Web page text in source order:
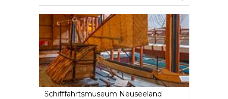
und sollte auf jeden Fall auf Ihrer To-Do-Liste
stehen, wenn Sie hier sind.
Schifffahrtsmuseum Neuseeland